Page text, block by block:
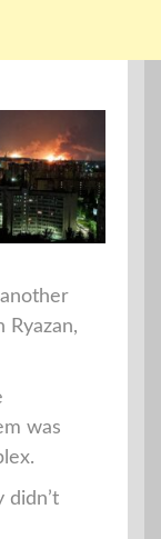
Ryazan,
was
didn’t